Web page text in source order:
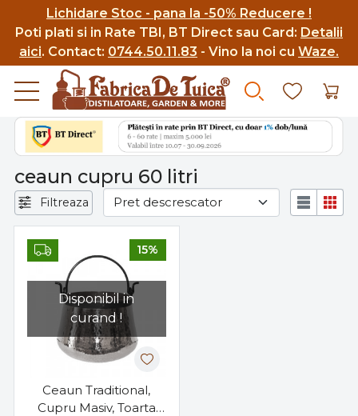
Lichidare Stoc - pana la -50% Reducere !
Poti plati si in Rate TBI, BT Direct sau Card: Detalii
aici. Contact: 0744.50.11.83 - Vino la noi cu Waze.
ceaun cupru 60 litri
Filtreaza
Disponibil in
curand !
15%
Ceaun Traditional,
Cupru Masiv, Toarta